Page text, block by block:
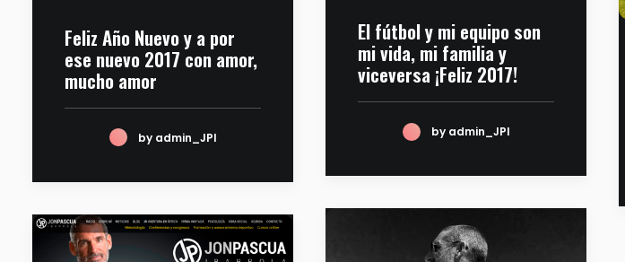
El fútbol y mi equipo son
mi vida, mi familia y
viceversa ¡Feliz 2017!
by admin_JPI
Feliz Año Nuevo y a por
ese nuevo 2017 con amor,
mucho amor
by admin_JPI